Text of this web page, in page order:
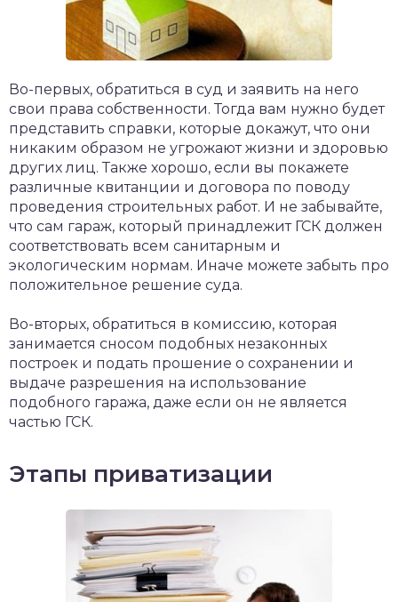
Во-первых, обратиться в суд и заявить на него
свои права собственности. Тогда вам нужно будет
представить справки, которые докажут, что они
никаким образом не угрожают жизни и здоровью
других лиц. Также хорошо, если вы покажете
различные квитанции и договора по поводу
проведения строительных работ. И не забывайте,
что сам гараж, который принадлежит ГСК должен
соответствовать всем санитарным и
экологическим нормам. Иначе можете забыть про
положительное решение суда.
Во-вторых, обратиться в комиссию, которая
занимается сносом подобных незаконных
построек и подать прошение о сохранении и
выдаче разрешения на использование
подобного гаража, даже если он не является
частью ГСК.
Этапы приватизации